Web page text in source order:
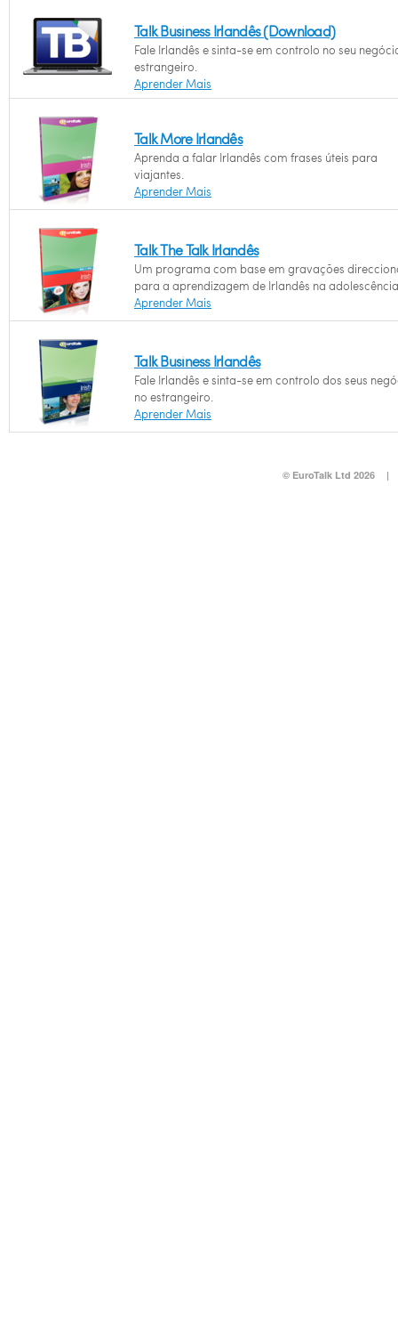
Talk Business Irlandês (Download)
Fale Irlandês e sinta-se em controlo no seu
estrangeiro.
Aprender Mais
Talk More Irlandês
Aprenda a falar Irlandês com frases úteis para
viajantes.
Aprender Mais
Talk The Talk Irlandês
Um programa com base em gravações
para a aprendizagem de Irlandês na
Aprender Mais
Talk Business Irlandês
Fale Irlandês e sinta-se em controlo dos seus
no estrangeiro.
Aprender Mais
© EuroTalk Ltd 2026 |